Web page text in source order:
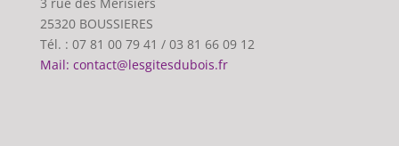
25320 BOUSSIERES
Tél. : 07 81 00 79 41 / 03 81 66 09 12
Mail: contact@lesgitesdubois.fr